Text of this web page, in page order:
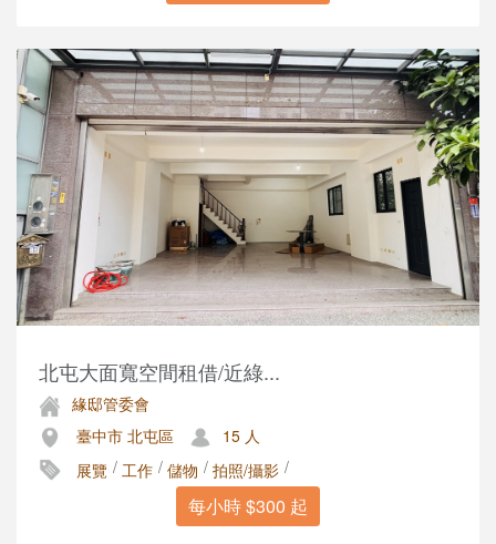
北屯大面寬空間租借/近綠...
緣邸管委會
臺中市 北屯區
15 人
展覽 / 工作 / 儲物 / 拍照/攝影 /
每小時 $300 起